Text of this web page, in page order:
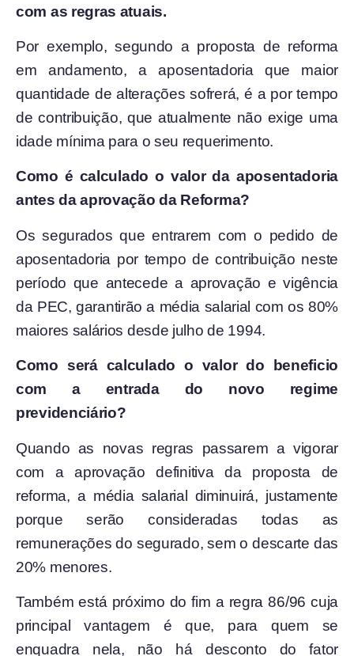
com as regras atuais.
Por exemplo, segundo a proposta de reforma
em andamento, a aposentadoria que maior
quantidade de alterações sofrerá, é a por tempo
de contribuição, que atualmente não exige uma
idade mínima para o seu requerimento.
Como é calculado o valor da aposentadoria
antes da aprovação da Reforma?
Os segurados que entrarem com o pedido de
aposentadoria por tempo de contribuição neste
período que antecede a aprovação e vigência
da PEC, garantirão a média salarial com os 80%
maiores salários desde julho de 1994.
Como será calculado o valor do beneficio
com a entrada do novo regime
previdenciário?
Quando as novas regras passarem a vigorar
com a aprovação definitiva da proposta de
reforma, a média salarial diminuirá, justamente
porque serão consideradas todas as
remunerações do segurado, sem o descarte das
20% menores.
Também está próximo do fim a regra 86/96 cuja
principal vantagem é que, para quem se
enquadra nela, não há desconto do fator